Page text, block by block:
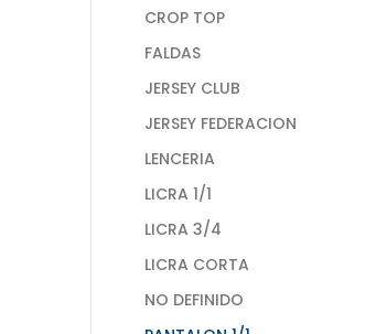
CROP TOP
FALDAS
JERSEY CLUB
JERSEY FEDERACION
LENCERIA
LICRA 1/1
LICRA 3/4
LICRA CORTA
NO DEFINIDO